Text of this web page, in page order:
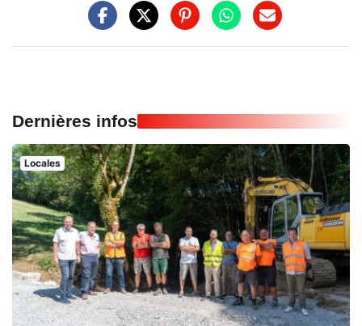
Dernières infos
Locales